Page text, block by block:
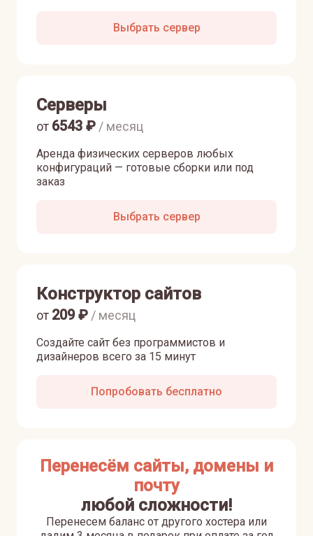
Выбрать сервер
Серверы
Аренда физических серверов любых
конфигураций — готовые сборки или под
заказ
от 6543 ₽ / месяц
Выбрать сервер
Конструктор сайтов
Создайте сайт без программистов и
дизайнеров всего за 15 минут
от 209₽ / месяц
Попробовать бесплатно
Перенесём сайты, домены и
почту
любой сложности!
Перенесем баланс от другого хостера или